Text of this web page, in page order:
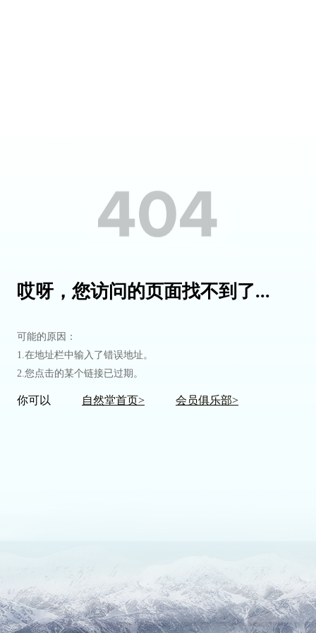
哎呀，您访问的页面找不到了...
可能的原因：
1.在地址栏中输入了错误地址。
2.您点击的某个链接已过期。
你可以 自然堂首页> 会员俱乐部>